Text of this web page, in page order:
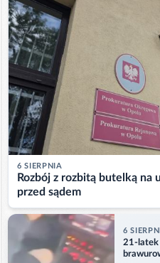
6 SIERPNIA
Rozbój z rozbitą butelką na
przed sądem
6
21-latek